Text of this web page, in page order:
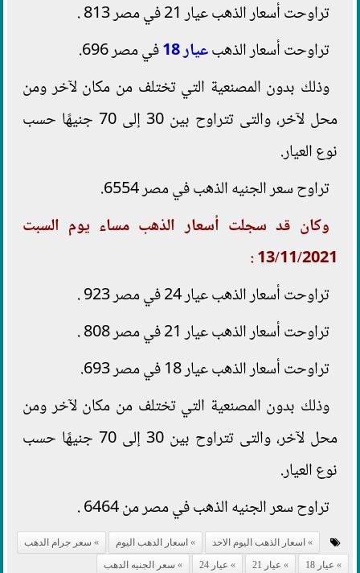
تراوحت أسعار الذهب عيار 21 في مصر 813 .
تراوحت أسعار الذهبعيار 18
في مصر 696.
وذلك بدون المصنعية التي تختلف من مكان لآخر ومن
محل لآخر، والتى تتراوح بين 30 إلى 70 جنيهًا حسب
نوع العيار.
تراوح سعر الجنيه الذهب في مصر 6554.
وكان قد سجلت أسعار الذهب مساء يوم السبت
13/11/2021 :
تراوحت أسعار الذهب عيار 24 في مصر 923 .
تراوحت أسعار الذهب عيار 21 في مصر 808 .
تراوحت أسعار الذهب عيار 18 في مصر 693.
وذلك بدون المصنعية التي تختلف من مكان لآخر ومن
محل لآخر، والتى تتراوح بين 30 إلى 70 جنيهًا حسب
نوع العيار.
تراوح سعر الجنيه الذهب في مصر من 6464 .
اسعار الذهب اليوم الاحد اسعار الدهب اليوم
سعر جرام الدهب
عيار 18
عيار 21 عيار 24
سعر الجنيه الدهب